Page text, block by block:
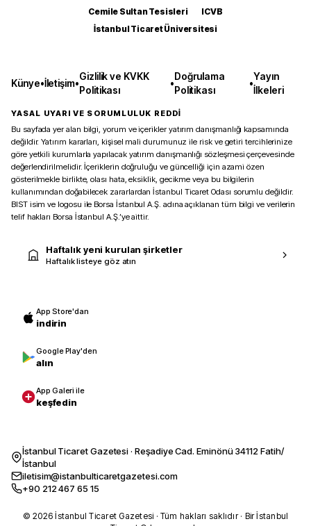
Cemile Sultan Tesisleri
ICVB
İstanbul Ticaret Üniversitesi
Künye•İletişim•
Gizlilik ve KVKK
Politikası
•
Doğrulama
Politikası
•
Yayın
İlkeleri
YASAL UYARI VE SORUMLULUK REDDİ
Bu sayfada yer alan bilgi, yorum ve içerikler yatırım danışmanlığı kapsamında
değildir. Yatırım kararları, kişisel mali durumunuz ile risk ve getiri tercihlerinize
göre yetkili kurumlarla yapılacak yatırım danışmanlığı sözleşmesi çerçevesinde
değerlendirilmelidir. İçeriklerin doğruluğu ve güncelliği için azami özen
gösterilmekle birlikte, olası hata, eksiklik, gecikme veya bu bilgilerin
kullanımından doğabilecek zararlardan İstanbul Ticaret Odası sorumlu değildir.
BIST isim ve logosu ile Borsa İstanbul A.Ş. adına açıklanan tüm bilgi ve verilerin
telif hakları Borsa İstanbul A.Ş.’ye aittir.
Haftalık yeni kurulan şirketler
Haftalık listeye göz atın
App Store'dan
indirin
Google Play'den
alın
App Galeri ile
keşfedin
İstanbul Ticaret Gazetesi · Reşadiye Cad. Eminönü 34112 Fatih/
İstanbul
iletisim@istanbulticaretgazetesi.com
+90 212 467 65 15
© 2026 İstanbul Ticaret Gazetesi · Tüm hakları saklıdır · Bir İstanbul